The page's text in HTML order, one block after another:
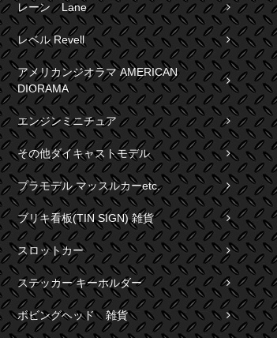
レーン Lane
レベル Revell
アメリカンジオラマ AMERICAN
DIORAMA
エンジンミニチュア
その他ダイキャストモデル
プラモデル マッスルカーetc.
ブリキ看板(TIN SIGN) 雑貨
スロットカー
ステッカー キーホルダー
ボビングヘッド 雑貨